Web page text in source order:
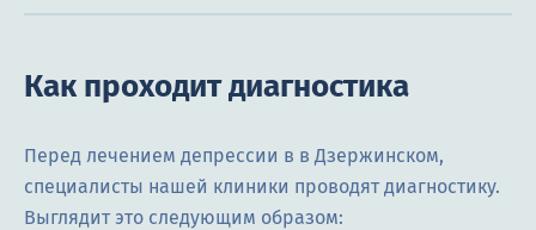
Как проходит диагностика
Перед лечением депрессии в в Дзержинском,
специалисты нашей клиники проводят диагностику.
Выглядит это следующим образом: